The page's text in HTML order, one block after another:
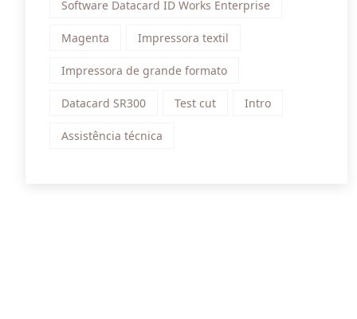
Software Datacard ID Works Enterprise
Magenta Impressora textil
Impressora de grande formato
Datacard SR300 Test cut Intro
Assistência técnica